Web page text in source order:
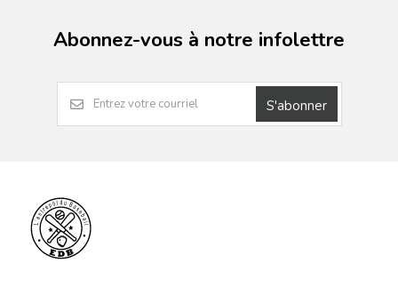
Abonnez-vous à notre infolettre
S'abonner